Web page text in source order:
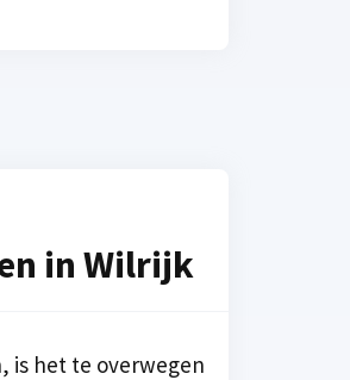
in Wilrijk
is het te overwegen